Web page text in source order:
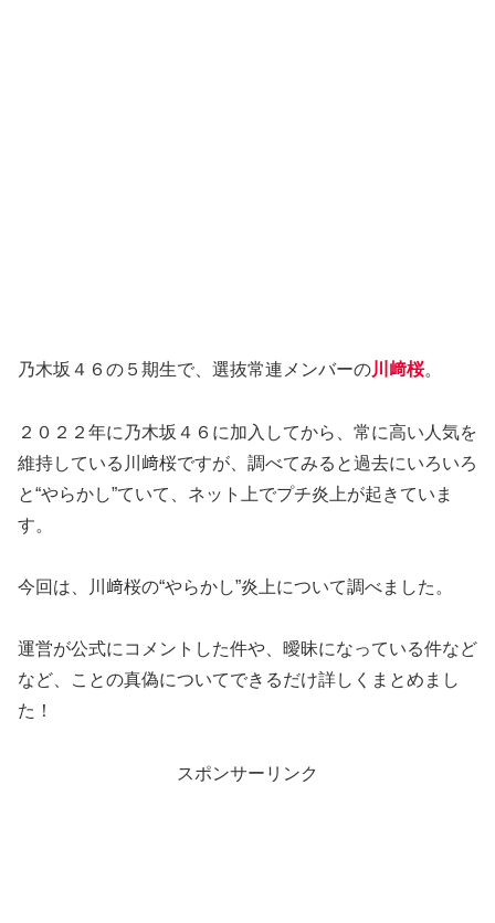
乃木坂４６の５期生で、選抜常連メンバーの川﨑桜。
２０２２年に乃木坂４６に加入してから、常に高い人気を
維持している川﨑桜ですが、調べてみると過去にいろいろ
と“やらかし”ていて、ネット上でプチ炎上が起きていま
す。
今回は、川﨑桜の“やらかし”炎上について調べました。
運営が公式にコメントした件や、曖昧になっている件など
など、ことの真偽についてできるだけ詳しくまとめまし
た！
スポンサーリンク